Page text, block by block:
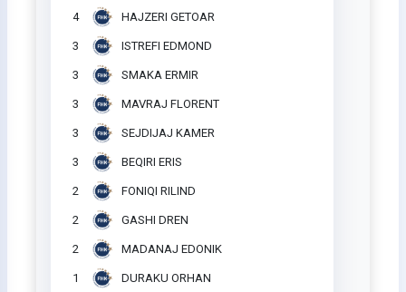
4 HAJZERI GETOAR
3 ISTREFI EDMOND
3 SMAKA ERMIR
3 MAVRAJ FLORENT
3 SEJDIJAJ KAMER
3 BEQIRI ERIS
2 FONIQI RILIND
2 GASHI DREN
2 MADANAJ EDONIK
1 DURAKU ORHAN